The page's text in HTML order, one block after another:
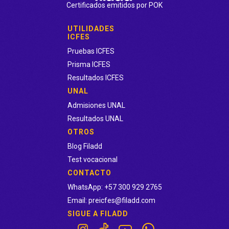
Pago en efectivo : Seleccionando la opción de pago en
Certificados emitidos por POK
UTILIDADES
ICFES
Pruebas ICFES
Prisma ICFES
Resultados ICFES
UNAL
Admisiones UNAL
Resultados UNAL
OTROS
Blog Filadd
Test vocacional
CONTACTO
WhatsApp: +57 300 929 2765
Email: preicfes@filadd.com
SIGUE A FILADD